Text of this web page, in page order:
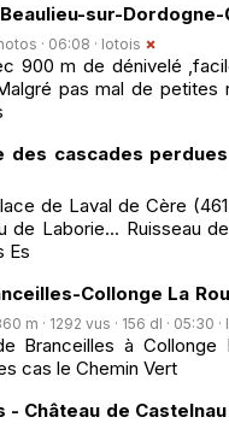
sur-
· 06:08 · lotois
900 m de dénivelé
pas mal de petites
des cascades perdues
de Laval de Cère
de Laborie... Ruisseau
Es
Collonge La
m · 1292 vus · 156 dl · 05:30 ·
Branceilles à
cas le Chemin Vert
- Château de